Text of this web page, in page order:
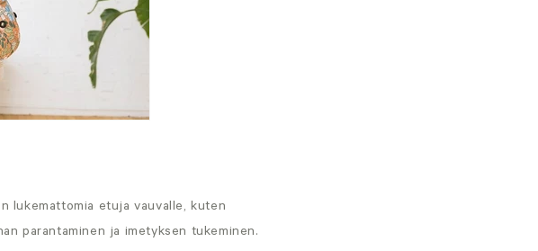
lukemattomia etuja vauvalle, kuten
parantaminen ja imetyksen tukeminen.